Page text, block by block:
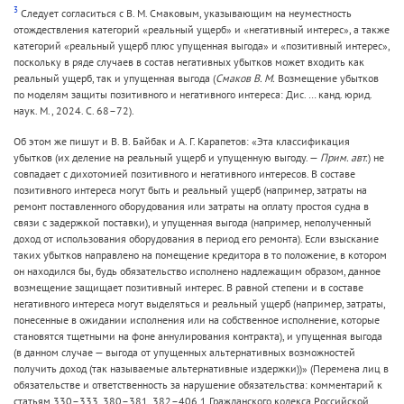
3 Следует согласиться с В. М. Смаковым, указывающим на неуместность
отождествления категорий «реальный ущерб» и «негативный интерес», а также
категорий «реальный ущерб плюс упущенная выгода» и «позитивный интерес»,
поскольку в ряде случаев в состав негативных убытков может входить как
реальный ущерб, так и упущенная выгода (Смаков В. М. Возмещение убытков
по моделям защиты позитивного и негативного интереса: Дис. … канд. юрид.
наук. М., 2024. С. 68–72).
Об этом же пишут и В. В. Байбак и А. Г. Карапетов: «Эта классификация
убытков (их деление на реальный ущерб и упущенную выгоду. — Прим. авт.) не
совпадает с дихотомией позитивного и негативного интересов. В составе
позитивного интереса могут быть и реальный ущерб (например, затраты на
ремонт поставленного оборудования или затраты на оплату простоя судна в
связи с задержкой поставки), и упущенная выгода (например, неполученный
доход от использования оборудования в период его ремонта). Если взыскание
таких убытков направлено на помещение кредитора в то положение, в котором
он находился бы, будь обязательство исполнено надлежащим образом, данное
возмещение защищает позитивный интерес. В равной степени и в составе
негативного интереса могут выделяться и реальный ущерб (например, затраты,
понесенные в ожидании исполнения или на собственное исполнение, которые
становятся тщетными на фоне аннулирования контракта), и упущенная выгода
(в данном случае — выгода от упущенных альтернативных возможностей
получить доход (так называемые альтернативные издержки))» (Перемена лиц в
обязательстве и ответственность за нарушение обязательства: комментарий к
статьям 330–333, 380–381, 382–406.1 Гражданского кодекса Российской